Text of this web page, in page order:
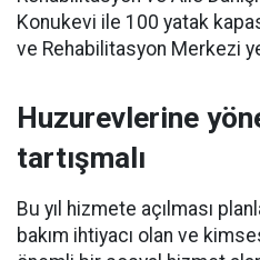
Konukevi ile 100 yatak
ve Rehabilitasyon Merkezi
Huzurevlerine
tartışmalı
Bu yıl hizmete açılması
bakım ihtiyacı olan ve